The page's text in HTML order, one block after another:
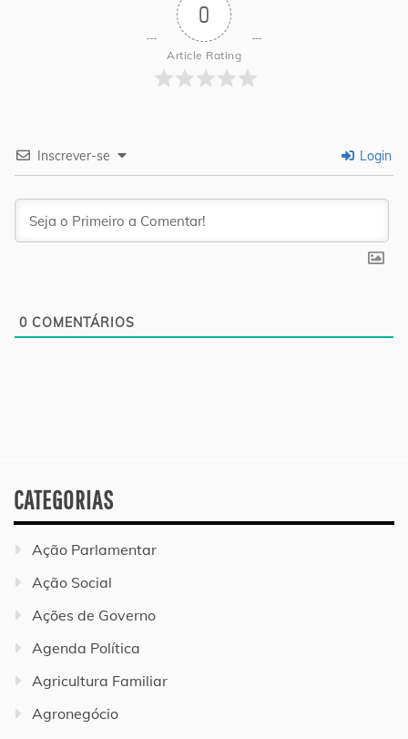
0
Article Rating
Inscrever-se Login
0 COMENTÁRIOS
CATEGORIAS
Ação Parlamentar
Ação Social
Ações de Governo
Agenda Política
Agricultura Familiar
Agronegócio